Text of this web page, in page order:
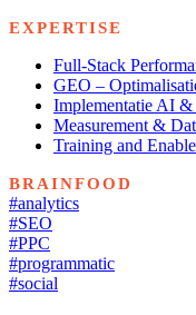
EXPERTISE
Full-Stack
GEO –
Implementatie AI
Measurement &
Training and
BRAINFOOD
#analytics
#SEO
#PPC
#programmatic
#social